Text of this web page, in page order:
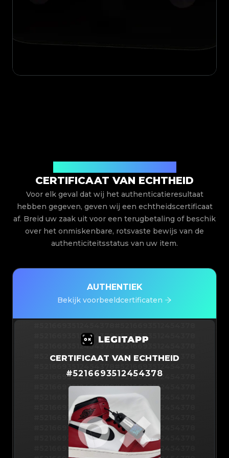
CERTIFICAAT VAN ECHTHEID
Voor elk geval dat wij het authenticatieresultaat
hebben gegeven, geven wij een echtheidscertificaat
af. Breid uw zaak uit voor een terugbetaling of beschik
over het onmiskenbare, rotsvaste bewijs van de
authenticiteitsstatus van uw item.
AUTHENTIEK
Bekijk voorbeeldcertificaten
#5216693512454378#5216693512454378
#5216693512454378#5216693512454378
#5216693512454378#5216693512454378
#5216693512454378#5216693512454378
#5216693512454378#5216693512454378
#5216693512454378#5216693512454378
#5216693512454378
#5216693512454378
#5216693512454378#5216693512454378
#5216693512454378#5216693512454378
#5216693512454378#5216693512454378
#5216693512454378
#5216693512454378
CERTIFICAAT VAN ECHTHEID
#5216693512454378